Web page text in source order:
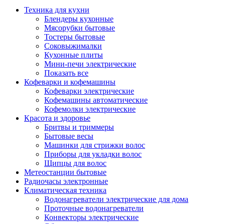
Техника для кухни
Блендеры кухонные
Мясорубки бытовые
Тостеры бытовые
Соковыжималки
Кухонные плиты
Мини-печи электрические
Показать все
Кофеварки и кофемашины
Кофеварки электрические
Кофемашины автоматические
Кофемолки электрические
Красота и здоровье
Бритвы и триммеры
Бытовые весы
Машинки для стрижки волос
Приборы для укладки волос
Щипцы для волос
Метеостанции бытовые
Радиочасы электронные
Климатическая техника
Водонагреватели электрические для дома
Проточные водонагреватели
Конвекторы электрические